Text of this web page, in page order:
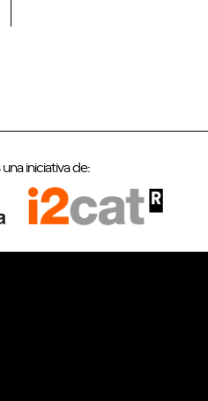
iniciativa de: